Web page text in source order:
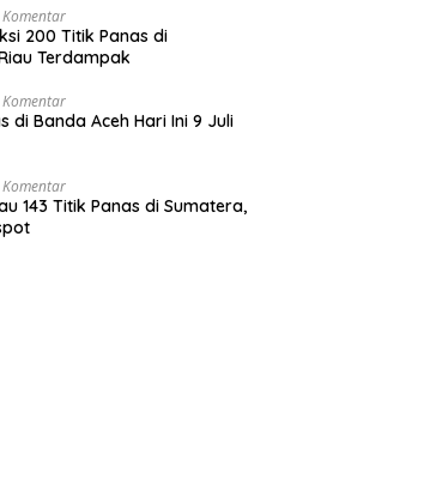
200 Titik Panas di
Terdampak
di Banda Aceh Hari Ini 9 Juli
143 Titik Panas di Sumatera,